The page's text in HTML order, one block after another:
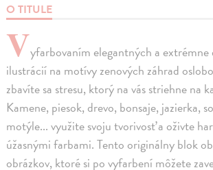
O TITULE
Vyfarbovaním elegantných a
ilustrácií na motívy zenových záhrad
zbavíte sa stresu, ktorý na vás striehne na
Kamene, piesok, drevo, bonsaje, jazierka,
motýle... využite svoju tvorivosť a oživte
úžasnými farbami. Tento originálny blok
obrázkov, ktoré si po vyfarbení môžete